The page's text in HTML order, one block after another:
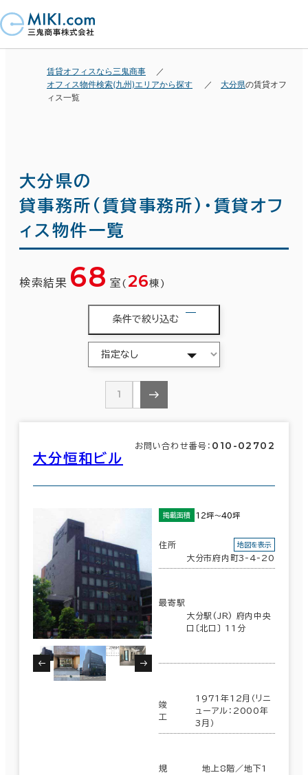
賃貸オフィスなら三鬼商事
オフィス物件検索(九州)エリアから探す
大分県の賃貸オフ
ィス一覧
大分県の
貸事務所(賃貸事務所)・賃貸オフ
ィス物件一覧
検索結果 68 室 ( 26棟)
条件で絞り込む
1 2
大分恒和ビル
お問い合わせ番号： 010-02702
掲載面積 12坪～40坪
住所
大分市府内町3-4-20
地図を表示
最寄駅
大分駅(JR) 府内中央
口〔北口〕 11分
竣
工
1971年12月（リニ
ューアル：2000年
3月）
規
地上8階／地下1